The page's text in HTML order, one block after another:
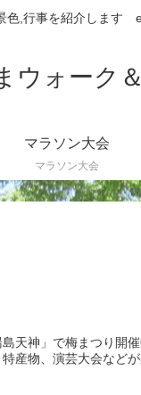
色,行事を紹介します
ウォーク
マラソン大会
マラソン大会
天神」で梅まつり開
産物、演芸大会などが